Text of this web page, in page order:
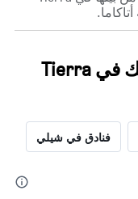
اعثر على نتائج أفضل لإقامتك في Tierra
فنادق في شيلي